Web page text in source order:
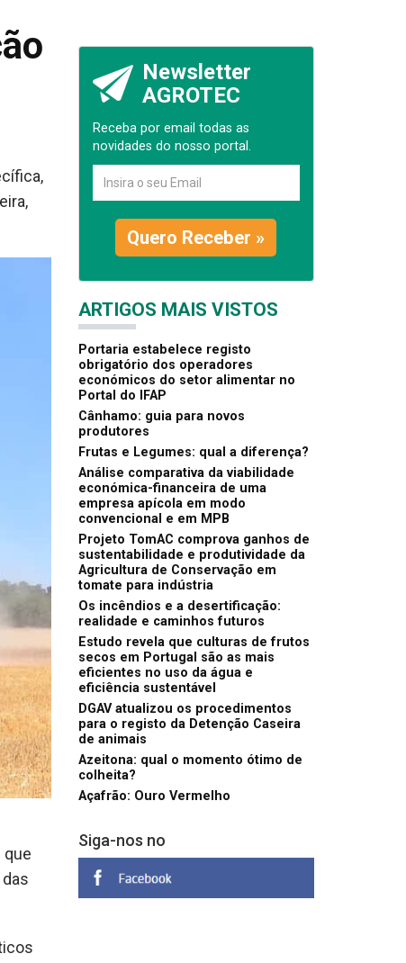
que
Newsletter
AGROTEC
Receba por email todas as
novidades do nosso portal.
Quero Receber »
ARTIGOS MAIS VISTOS
Portaria estabelece registo
obrigatório dos operadores
económicos do setor alimentar no
Portal do IFAP
Cânhamo: guia para novos
produtores
Frutas e Legumes: qual a diferença?
Análise comparativa da viabilidade
económica-financeira de uma
empresa apícola em modo
convencional e em MPB
Projeto TomAC comprova ganhos de
sustentabilidade e produtividade da
Agricultura de Conservação em
tomate para indústria
Os incêndios e a desertificação:
realidade e caminhos futuros
Estudo revela que culturas de frutos
secos em Portugal são as mais
eficientes no uso da água e
eficiência sustentável
DGAV atualizou os procedimentos
para o registo da Detenção Caseira
de animais
Azeitona: qual o momento ótimo de
colheita?
Açafrão: Ouro Vermelho
Siga-nos no